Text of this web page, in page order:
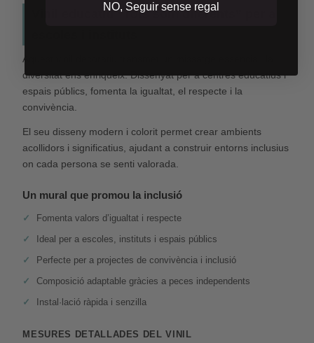
Vinil educatiu “Tots som diferents” per a
Aquest vinil decoratiu transmet un missatge essencial: la
diversitat ens enriqueix. Dissenyat per a centres educatius i
espais públics, fomenta la igualtat, el respecte i la
convivència.
El seu disseny modern i colorit permet crear ambients
acollidors i significatius, ajudant a construir entorns inclusius
on cada persona se senti valorada.
Un mural que promou la inclusió
Fomenta valors d’igualtat i respecte
Ideal per a escoles, instituts i espais públics
Perfecte per a projectes de convivència i inclusió
Composició adaptable gràcies a peces independents
Instal·lació ràpida i senzilla
MESURES DETALLADES DEL VINIL
NO, Seguir sense regal